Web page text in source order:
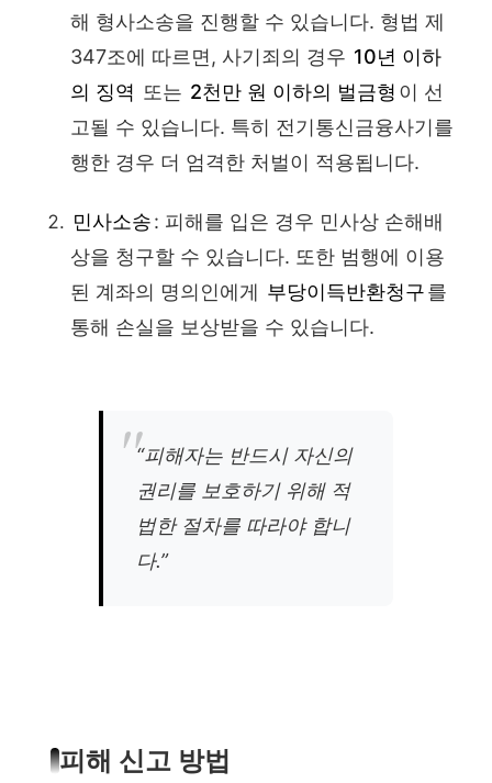
해 형사소송을 진행할 수 있습니다. 형법 제
347조에 따르면, 사기죄의 경우 10년 이하
의 징역 또는 2천만 원 이하의 벌금형 이 선
고될 수 있습니다. 특히 전기통신금융사기를
행한 경우 더 엄격한 처벌이 적용됩니다.
민사소송: 피해를 입은 경우 민사상 손해배
상을 청구할 수 있습니다. 또한 범행에 이용
된 계좌의 명의인에게 부당이득반환청구를
통해 손실을 보상받을 수 있습니다.
“피해자는 반드시 자신의
권리를 보호하기 위해 적
법한 절차를 따라야 합니
다.”
피해 신고 방법